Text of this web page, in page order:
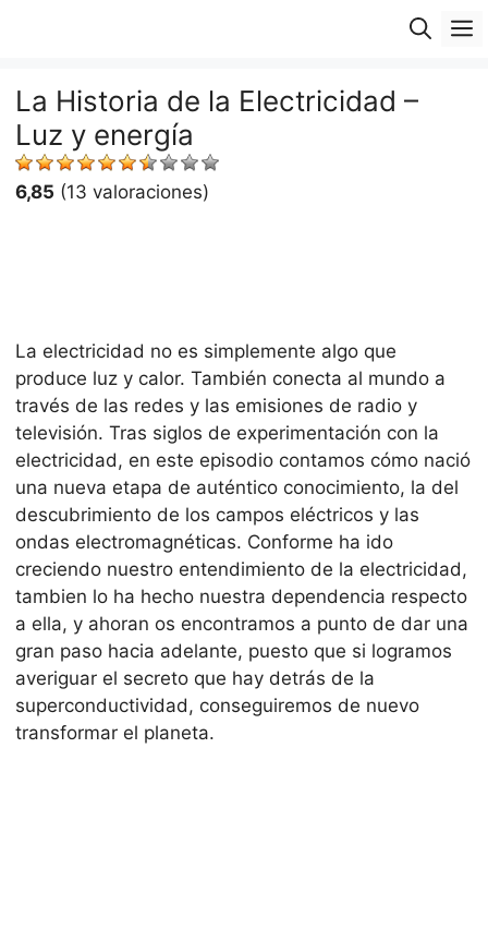
La Historia de la Electricidad –
Luz y energía
6,85 (13 valoraciones)
La electricidad no es simplemente algo que
produce luz y calor. También conecta al mundo a
través de las redes y las emisiones de radio y
televisión. Tras siglos de experimentación con la
electricidad, en este episodio contamos cómo nació
una nueva etapa de auténtico conocimiento, la del
descubrimiento de los campos eléctricos y las
ondas electromagnéticas. Conforme ha ido
creciendo nuestro entendimiento de la electricidad,
tambien lo ha hecho nuestra dependencia respecto
a ella, y ahoran os encontramos a punto de dar una
gran paso hacia adelante, puesto que si logramos
averiguar el secreto que hay detrás de la
superconductividad, conseguiremos de nuevo
transformar el planeta.